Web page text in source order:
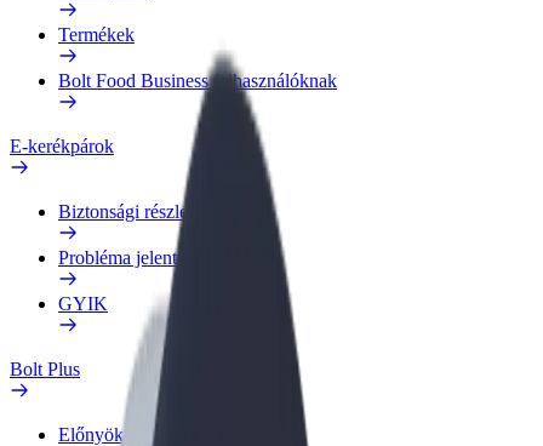
Termékek
Bolt Food Business felhasználóknak
E-kerékpárok
Biztonsági részleg
Probléma jelentése
GYIK
Bolt Plus
Előnyök